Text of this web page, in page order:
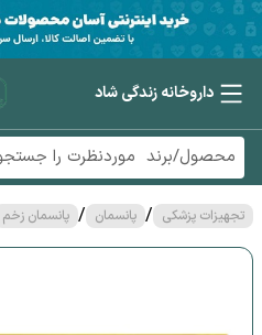
داروخانه زندگی شاد
تجهیزات پزشکی / پانسمان / پانسمان زخم